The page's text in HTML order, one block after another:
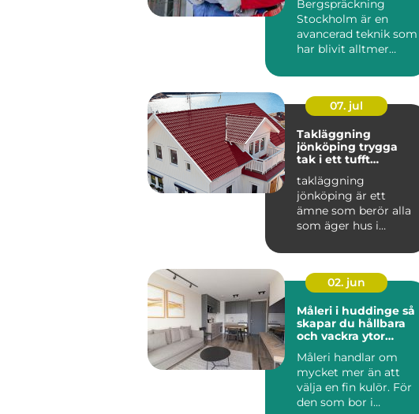
Bergspräckning
Stockholm är en
avancerad teknik som
har blivit alltmer
07. jul
Takläggning
jönköping trygga
tak i ett tufft
takläggning
jönköping är ett
ämne som berör alla
som äger hus i
Taket är huset...
02. jun
Måleri i huddinge så
skapar du hållbara
och vackra ytor
Måleri handlar om
mycket mer än att
välja en fin kulör. För
den som bor i